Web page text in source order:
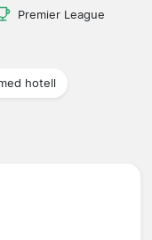
Premier League
hotell